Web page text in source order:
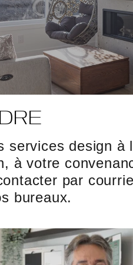
services design à
à votre
par
bureaux.